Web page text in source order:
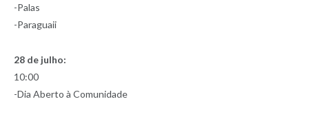
-Palas
-Paraguaii
28 de julho:
10:00
-Dia Aberto à Comunidade